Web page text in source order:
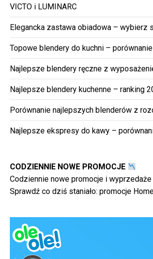
VICTO i LUMINARC
Elegancka zastawa obiadowa – wybierz
Topowe blendery do kuchni –
Najlepsze blendery ręczne z
Najlepsze blendery kuchenne – ranking
Porównanie najlepszych blenderów z
Najlepsze ekspresy do kawy –
CODZIENNIE NOWE PROMOCJE
Codziennie nowe promocje i wyprzedaże
Sprawdź co dziś staniało: promocje